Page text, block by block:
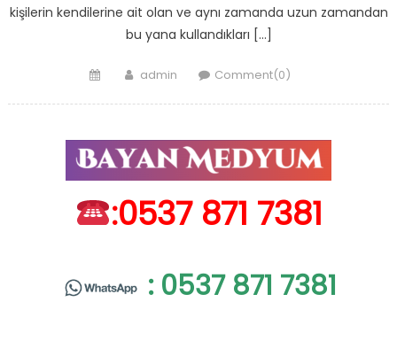
kişilerin kendilerine ait olan ve aynı zamanda uzun zamandan
bu yana kullandıkları […]
PostedAuthor
admin Comment(0)
:0537 871 7381
: 0537 871 7381